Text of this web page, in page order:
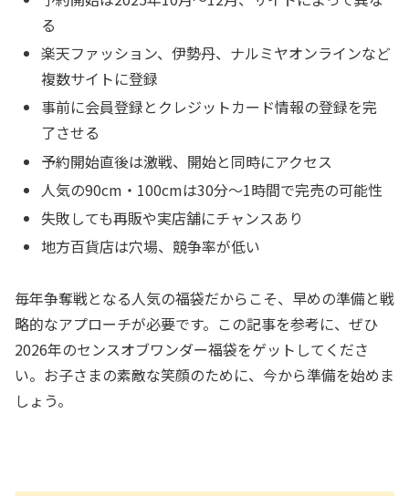
る
楽天ファッション、伊勢丹、ナルミヤオンラインなど
複数サイトに登録
事前に会員登録とクレジットカード情報の登録を完
了させる
予約開始直後は激戦、開始と同時にアクセス
人気の90cm・100cmは30分〜1時間で完売の可能性
失敗しても再販や実店舗にチャンスあり
地方百貨店は穴場、競争率が低い
毎年争奪戦となる人気の福袋だからこそ、早めの準備と戦
略的なアプローチが必要です。この記事を参考に、ぜひ
2026年のセンスオブワンダー福袋をゲットしてくださ
い。お子さまの素敵な笑顔のために、今から準備を始めま
しょう。